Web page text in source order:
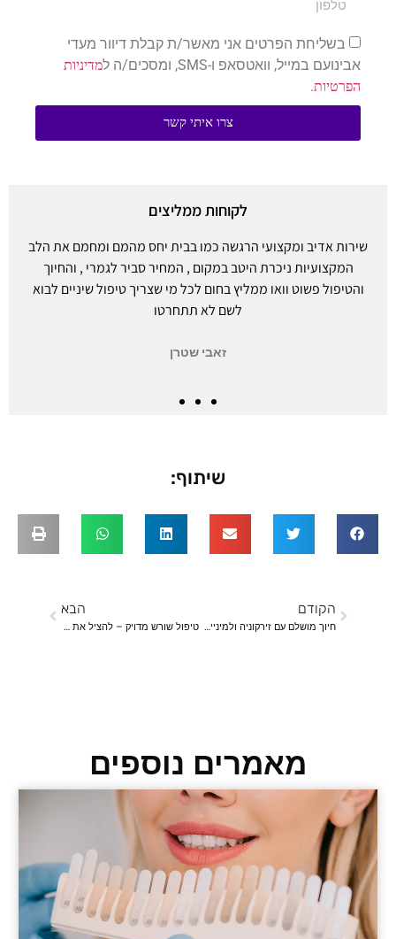
בשליחת הפרטים אני מאשר/ת קבלת דיוור מעדי
אבינועם במייל, וואטסאפ ו-SMS, ומסכים/ה ל
מדיניות
הפרטיות.
צרו איתי קשר
לקוחות ממליצים
שירות אדיב ומקצועי הרגשה כמו בבית יחס מהמם ומחמם את הלב
המקצועיות ניכרת היטב במקום , המחיר סביר לגמרי , והחיוך
והטיפול פשוט וואו ממליץ בחום לכל מי שצריך טיפול שיניים לבוא
לשם לא תתחרטו
זאבי שטרן
שיתוף:
הקודם הבא
מאמרים נוספים